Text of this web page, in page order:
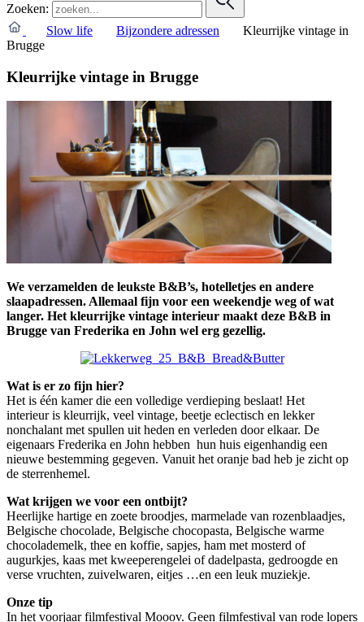
Zoeken:
Slow life
Bijzondere adressen
Kleurrijke vintage in
Brugge
Kleurrijke vintage in Brugge
We verzamelden de leukste B&B’s, hotelletjes en andere
slaapadressen. Allemaal fijn voor een weekendje weg of wat
langer. Het kleurrijke vintage interieur maakt deze B&B in
Brugge van Frederika en John wel erg gezellig.
Wat is er zo fijn hier?
Het is één kamer die een volledige verdieping beslaat! Het
interieur is kleurrijk, veel vintage, beetje eclectisch en lekker
nonchalant met spullen uit heden en verleden door elkaar. De
eigenaars Frederika en John hebben hun huis eigenhandig een
nieuwe bestemming gegeven. Vanuit het oranje bad heb je zicht op
de sterrenhemel.
Wat krijgen we voor een ontbijt?
Heerlijke hartige en zoete broodjes, marmelade van rozenblaadjes,
Belgische chocolade, Belgische chocopasta, Belgische warme
chocolademelk, thee en koffie, sapjes, ham met mosterd of
augurkjes, kaas met kweeperengelei of dadelpasta, gedroogde en
verse vruchten, zuivelwaren, eitjes …en een leuk muziekje.
Onze tip
In het voorjaar filmfestival Mooov. Geen filmfestival van rode lopers